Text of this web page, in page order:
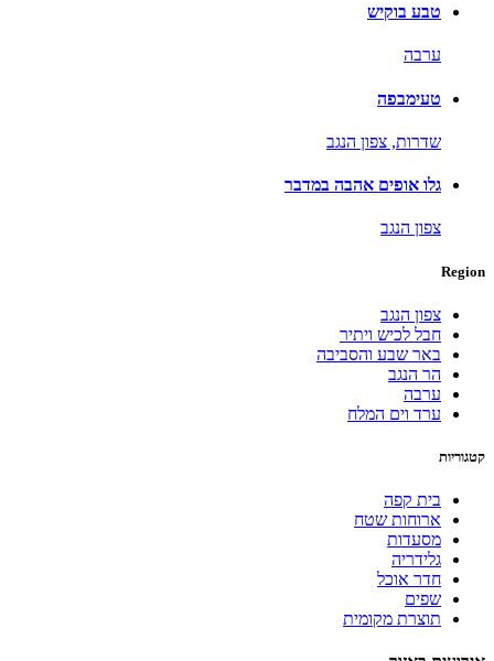
טבע בוקיש
ערבה
טעימבפה
שדרות, צפון הנגב
גלו אופים אהבה במדבר
צפון הנגב
Region
צפון הנגב
חבל לכיש ויתיר
באר שבע והסביבה
הר הנגב
ערבה
ערד וים המלח
קטגוריות
בית קפה
ארוחות שטח
מסעדות
גלידריה
חדר אוכל
שפים
תוצרת מקומית